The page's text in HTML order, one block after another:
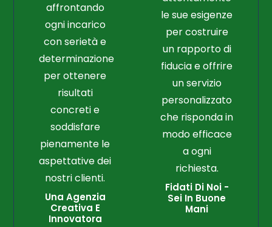
affrontando
ogni incarico
con serietà e
determinazione
per ottenere
risultati
concreti e
soddisfare
pienamente le
aspettative dei
nostri clienti.
Una Agenzia
Creativa E
Innovatora
le sue esigenze
per costruire
un rapporto di
fiducia e offrire
un servizio
personalizzato
che risponda in
modo efficace
a ogni
richiesta.
Fidati Di Noi -
Sei In Buone
Mani